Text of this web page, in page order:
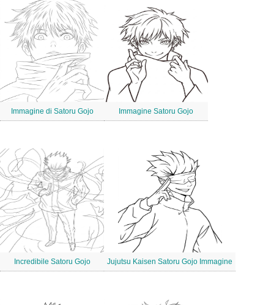
Immagine di Satoru Gojo Immagine Satoru Gojo
Incredibile Satoru Gojo Jujutsu Kaisen Satoru Gojo Immagine